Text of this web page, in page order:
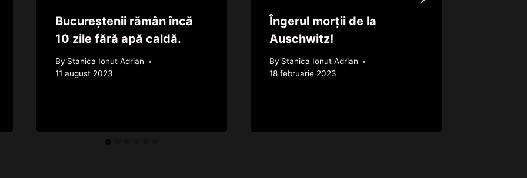
Bucureștenii rămân încă
10 zile fără apă caldă.
By Stanica Ionut Adrian
11 august 2023
Îngerul morții de la
Auschwitz!
By Stanica Ionut Adrian
18 februarie 2023